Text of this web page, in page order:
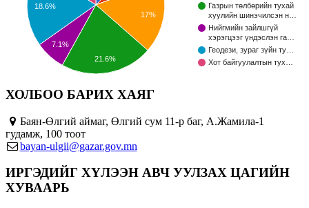
Газрын төлбөрийн тухай
хуулийн шинэчилсэн н…
Нийгмийн зайлшгүй
хэрэгцээг үндэслэн га…
Геодези, зураг зүйн ту…
Хот байгуулалтын тух…
17%
18.6%
7.1%
21.6%
ХОЛБОО БАРИХ ХАЯГ
Баян-Өлгий аймаг, Өлгий сум 11-р баг, А.Жамила-1
гудамж, 100 тоот
bayan-ulgii@gazar.gov.mn
ИРГЭДИЙГ ХҮЛЭЭН АВЧ УУЛЗАХ ЦАГИЙН
ХУВААРЬ